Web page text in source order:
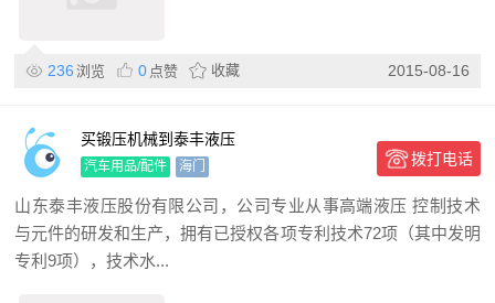
236 浏览 0 点赞 收藏 2015-08-16
买锻压机械到泰丰液压
汽车用品/配件 海门 拨打电话
山东泰丰液压股份有限公司，公司专业从事高端液压 控制技术
与元件的研发和生产，拥有已授权各项专利技术72项（其中发明
专利9项），技术水...